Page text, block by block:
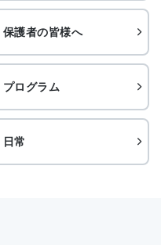
保護者の皆様へ
プログラム
日常